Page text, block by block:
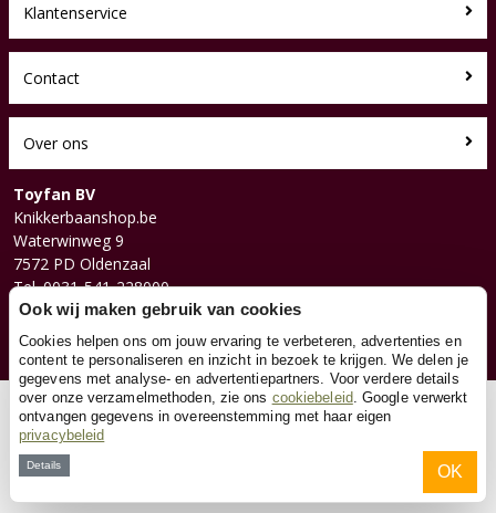
Klantenservice
Contact
Over ons
Toyfan BV
Knikkerbaanshop.be
Waterwinweg 9
7572 PD Oldenzaal
Tel. 0031-541-228000
Facebook
Instagram
© 2026 Toyfan BV
Ook wij maken gebruik van cookies
Cookies helpen ons om jouw ervaring te verbeteren, advertenties en
content te personaliseren en inzicht in bezoek te krijgen. We delen je
gegevens met analyse- en advertentiepartners. Voor verdere details
over onze verzamelmethoden, zie ons cookiebeleid. Google verwerkt
ontvangen gegevens in overeenstemming met haar eigen
privacybeleid
Details OK